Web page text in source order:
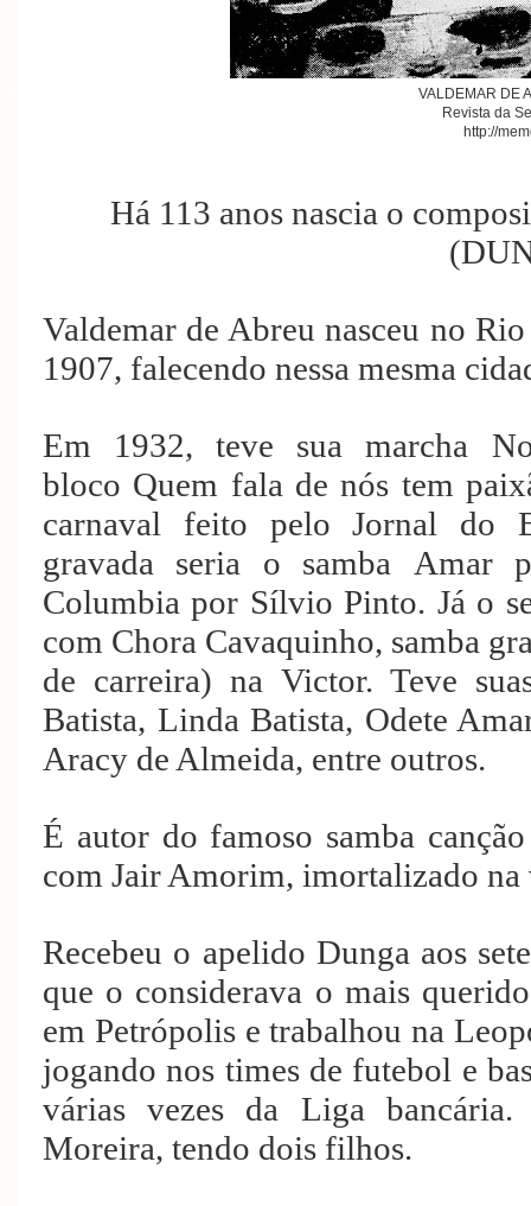
VALDEMAR DE
Revista da
http://
Há 113 anos nascia o
Valdemar de Abreu nasceu no
1907, falecendo nessa mesma
Em 1932, teve sua marcha
bloco Quem fala de nós tem
carnaval feito pelo Jornal do
gravada seria o samba Amar
Columbia por Sílvio Pinto. Já o
com Chora Cavaquinho, samba
de carreira) na Victor. Teve
Batista, Linda Batista, Odete
Aracy de Almeida, entre outros.
É autor do famoso samba
com Jair Amorim, imortalizado na
Recebeu o apelido Dunga aos
que o considerava o mais
em Petrópolis e trabalhou na
jogando nos times de futebol e
várias vezes da Liga
Moreira, tendo dois filhos.